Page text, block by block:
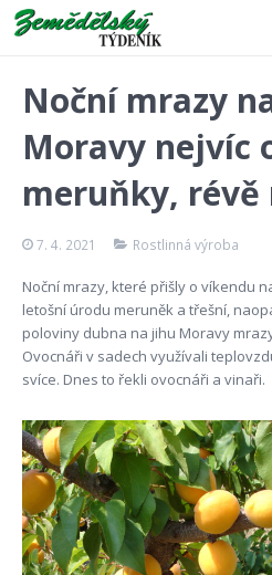
Noční mrazy
Moravy nejvíc
meruňky, révě
7. 4. 2021 Rostlinná výroba
Noční mrazy, které přišly o víkendu
letošní úrodu meruněk a třešní,
poloviny dubna na jihu Moravy
Ovocnáři v sadech využívali
svíce. Dnes to řekli ovocnáři a vinaři.